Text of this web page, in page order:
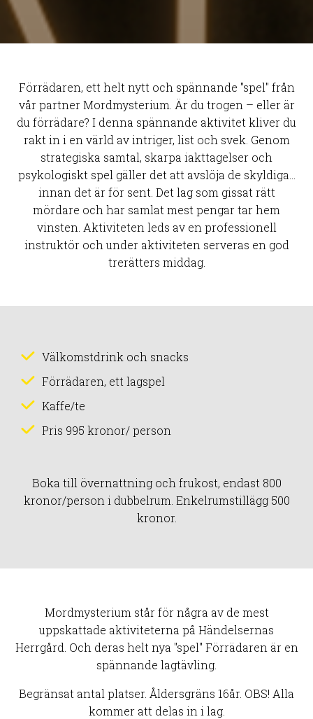
Förrädaren, ett helt nytt och spännande "spel" från
vår partner Mordmysterium. Är du trogen – eller är
du förrädare? I denna spännande aktivitet kliver du
rakt in i en värld av intriger, list och svek. Genom
strategiska samtal, skarpa iakttagelser och
psykologiskt spel gäller det att avslöja de skyldiga…
innan det är för sent. Det lag som gissat rätt
mördare och har samlat mest pengar tar hem
vinsten. Aktiviteten leds av en professionell
instruktör och under aktiviteten serveras en god
trerätters middag.
Välkomstdrink och snacks
Förrädaren, ett lagspel
Kaffe/te
Pris 995 kronor/ person
Boka till övernattning och frukost, endast 800
kronor/person i dubbelrum. Enkelrumstillägg 500
kronor.
Mordmysterium står för några av de mest
uppskattade aktiviteterna på Händelsernas
Herrgård. Och deras helt nya "spel" Förrädaren är en
spännande lagtävling.
Begränsat antal platser. Åldersgräns 16år. OBS! Alla
kommer att delas in i lag.